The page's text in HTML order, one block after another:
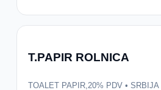
T.PAPIR ROLNICA
TOALET PAPIR,20% PDV • SRBIJA